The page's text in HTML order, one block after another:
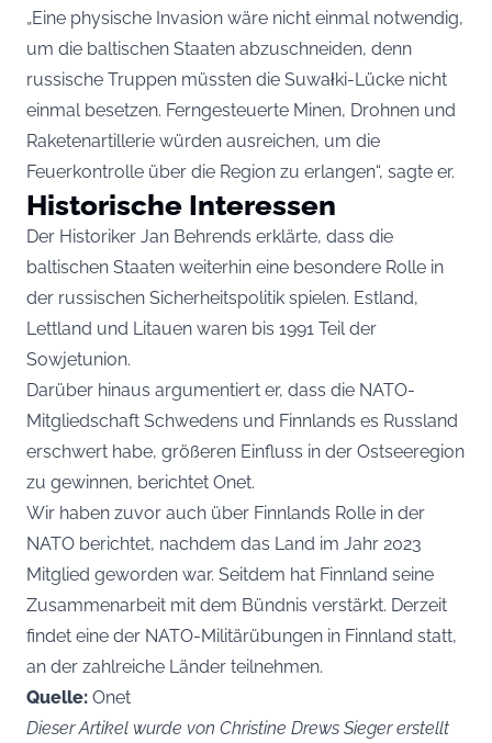
„Eine physische Invasion wäre nicht einmal notwendig,
um die baltischen Staaten abzuschneiden, denn
russische Truppen müssten die Suwałki-Lücke nicht
einmal besetzen. Ferngesteuerte Minen, Drohnen und
Raketenartillerie würden ausreichen, um die
Feuerkontrolle über die Region zu erlangen“, sagte er.
Historische Interessen
Der Historiker Jan Behrends erklärte, dass die
baltischen Staaten weiterhin eine besondere Rolle in
der russischen Sicherheitspolitik spielen. Estland,
Lettland und Litauen waren bis 1991 Teil der
Sowjetunion.
Darüber hinaus argumentiert er, dass die NATO-
Mitgliedschaft Schwedens und Finnlands es Russland
erschwert habe, größeren Einfluss in der Ostseeregion
zu gewinnen, berichtet Onet.
Wir haben zuvor auch über Finnlands Rolle in der
NATO berichtet, nachdem das Land im Jahr 2023
Mitglied geworden war. Seitdem hat Finnland seine
Zusammenarbeit mit dem Bündnis verstärkt. Derzeit
findet eine der NATO-Militärübungen in Finnland statt,
an der zahlreiche Länder teilnehmen.
Quelle: Onet
Dieser Artikel wurde von Christine Drews Sieger erstellt